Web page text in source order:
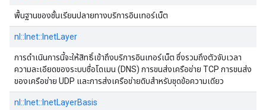
พื้นฐานของชั้นเรียนปลายทางบริการอินเทอร์เน็ต
nl::Inet::InetLayer
การดําเนินการนี้จะให้สิทธิ์เข้าถึงบริการอินเทอร์เน็ต ซึ่งรวมถึงตัวจับเวลา
ความละเอียดของระบบชื่อโดเมน (DNS) การขนส่งเครือข่าย TCP การขนส่ง
ของเครือข่าย UDP และการส่งเครือข่ายดิบสําหรับชุดข้อความเดียว
nl::Inet::InetLayerBasis